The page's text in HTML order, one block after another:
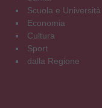
Scuola e Università
Economia
Cultura
Sport
dalla Regione